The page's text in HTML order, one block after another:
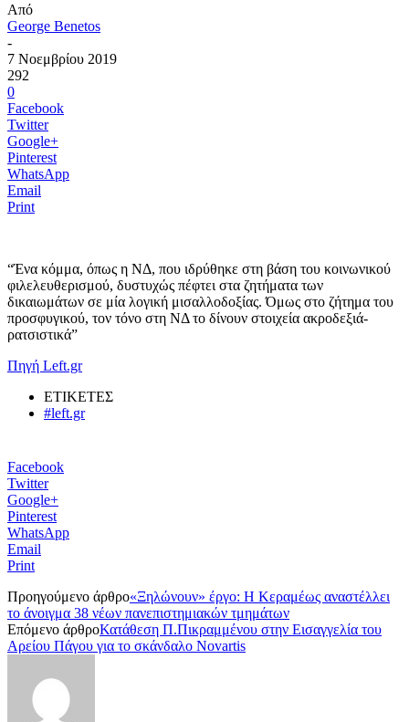
Από
George Benetos
-
7 Νοεμβρίου 2019
292
0
Facebook
Twitter
Google+
Pinterest
WhatsApp
Email
Print
“Ένα κόμμα, όπως η ΝΔ, που ιδρύθηκε στη βάση του κοινωνικού
φιλελευθερισμού, δυστυχώς πέφτει στα ζητήματα των
δικαιωμάτων σε μία λογική μισαλλοδοξίας. Όμως στο ζήτημα του
προσφυγικού, τον τόνο στη ΝΔ το δίνουν στοιχεία ακροδεξιά-
ρατσιστικά”
Πηγή Left.gr
ΕΤΙΚΕΤΕΣ
#left.gr
Facebook
Twitter
Google+
Pinterest
WhatsApp
Email
Print
Προηγούμενο άρθρο«Ξηλώνουν» έργο: Η Κεραμέως αναστέλλει
το άνοιγμα 38 νέων πανεπιστημιακών τμημάτων
Επόμενο άρθροΚατάθεση Π.Πικραμμένου στην Εισαγγελία του
Αρείου Πάγου για το σκάνδαλο Novartis